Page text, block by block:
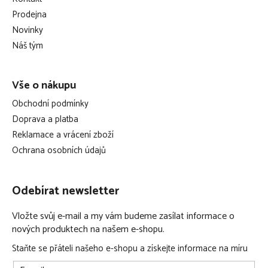
Prodejna
Novinky
Náš tým
Vše o nákupu
Obchodní podmínky
Doprava a platba
Reklamace a vrácení zboží
Ochrana osobních údajů
Odebírat newsletter
Vložte svůj e-mail a my vám budeme zasílat informace o
nových produktech na našem e-shopu.
Staňte se přáteli našeho e-shopu a získejte informace na míru